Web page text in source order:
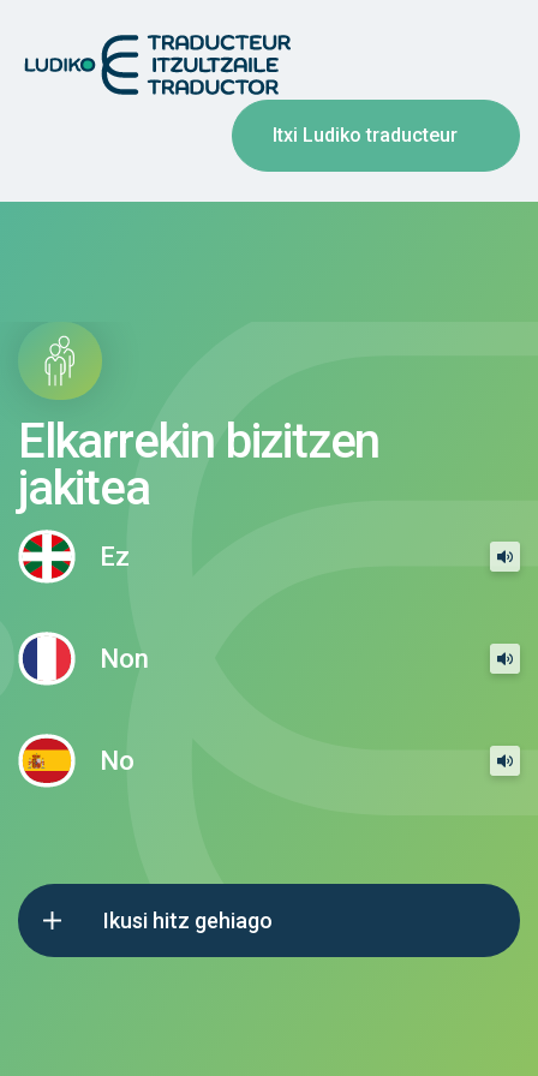
Itxi Ludiko traducteur
Elkarrekin bizitzen
jakitea
Ez
Non
No
Ikusi hitz gehiago